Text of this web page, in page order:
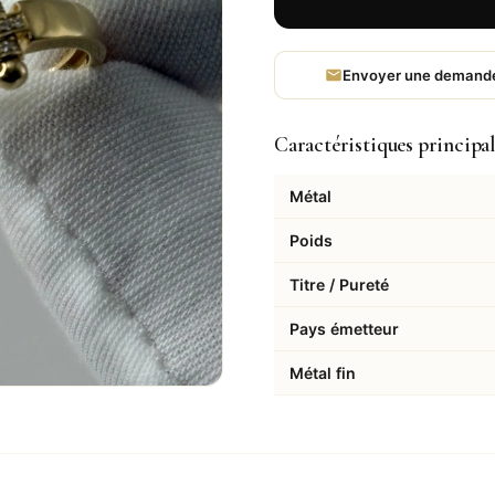
Envoyer une
Caractéristiques
Métal
Poids
Titre / Pureté
Pays émetteur
Métal fin